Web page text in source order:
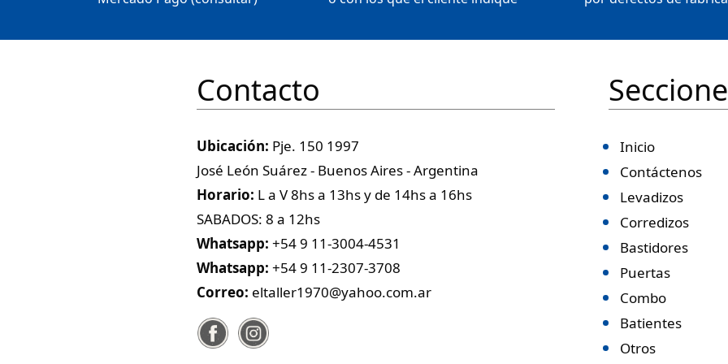
Contacto
Ubicación: Pje. 150 1997
José León Suárez - Buenos Aires - Argentina
Horario: L a V 8hs a 13hs y de 14hs a 16hs
SABADOS: 8 a 12hs
Whatsapp: +54 9 11-3004-4531
Whatsapp: +54 9 11-2307-3708
Correo: eltaller1970@yahoo.com.ar
Inicio
Contáctenos
Levadizos
Corredizos
Bastidores
Puertas
Combo
Batientes
Otros